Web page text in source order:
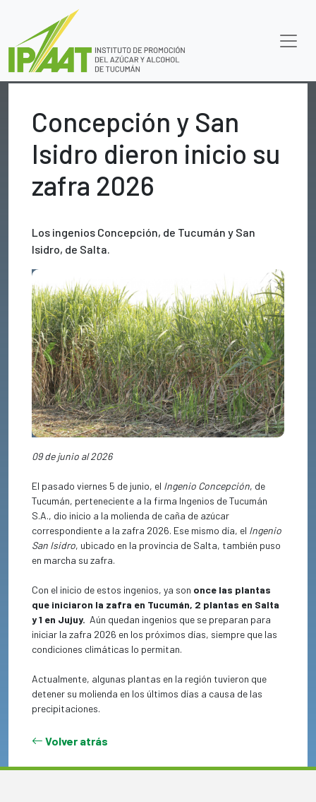
Concepción y San
Isidro dieron inicio su
zafra 2026
Los ingenios Concepción, de Tucumán y San
Isidro, de Salta.
Previous Next
09 de junio al 2026
El pasado viernes 5 de junio, el Ingenio Concepción, de
Tucumán, perteneciente a la firma Ingenios de Tucumán
S.A., dio inicio a la molienda de caña de azúcar
correspondiente a la zafra 2026. Ese mismo día, el Ingenio
San Isidro, ubicado en la provincia de Salta, también puso
en marcha su zafra.
Con el inicio de estos ingenios, ya son once las plantas
que iniciaron la zafra en Tucumán, 2 plantas en Salta
y 1 en Jujuy. Aún quedan ingenios que se preparan para
iniciar la zafra 2026 en los próximos días, siempre que las
condiciones climáticas lo permitan.
Actualmente, algunas plantas en la región tuvieron que
detener su molienda en los últimos días a causa de las
precipitaciones.
Volver atrás